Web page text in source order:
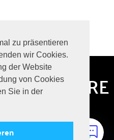
zu präsentieren
wir Cookies.
der Website
von Cookies
Sie in derUNSERE
über aktuelle Jobs!